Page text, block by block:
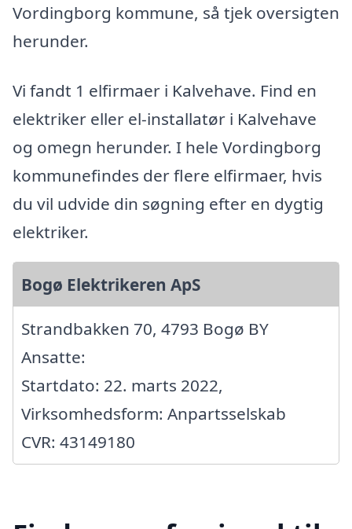
Vordingborg kommune, så tjek oversigten
herunder.
Vi fandt 1 elfirmaer i Kalvehave. Find en
elektriker eller el-installatør i Kalvehave
og omegn herunder. I hele Vordingborg
kommunefindes der flere elfirmaer, hvis
du vil udvide din søgning efter en dygtig
elektriker.
Bogø Elektrikeren ApS
Strandbakken 70, 4793 Bogø BY
Ansatte:
Startdato: 22. marts 2022,
Virksomhedsform: Anpartsselskab
CVR: 43149180